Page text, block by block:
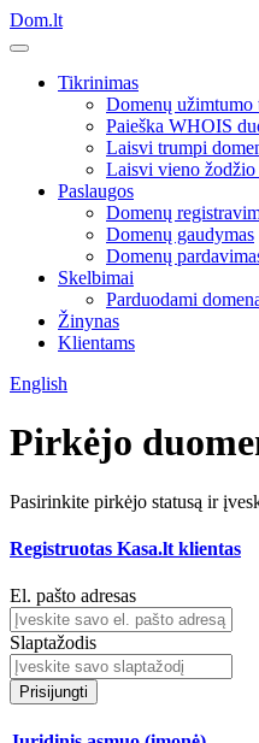
Dom.lt
Tikrinimas
Domenų užimtumo
Paieška WHOIS
Laisvi trumpi
Laisvi vieno žodžio
Paslaugos
Domenų
Domenų gaudymas
Domenų
Skelbimai
Parduodami
Žinynas
Klientams
English
Pirkėjo
Pasirinkite pirkėjo statusą ir
Registruotas Kasa.lt klientas
El. pašto adresas
Slaptažodis
Prisijungti